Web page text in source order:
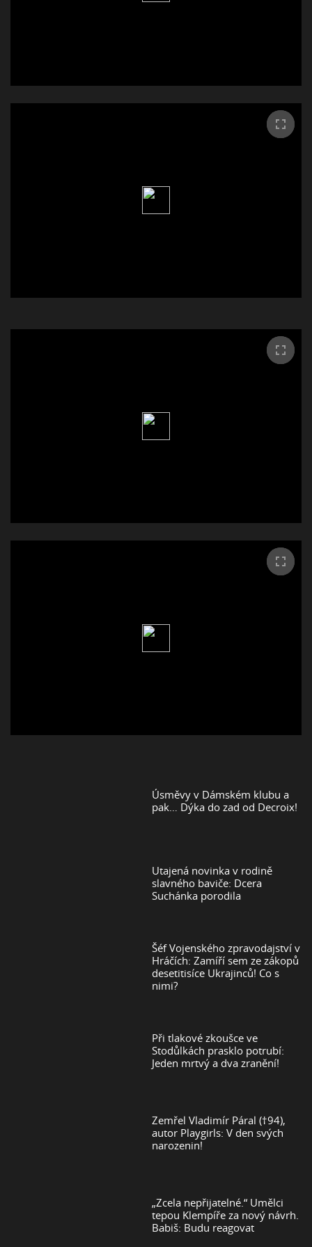
Úsměvy v Dámském klubu a
pak… Dýka do zad od Decroix!
Utajená novinka v rodině
slavného baviče: Dcera
Suchánka porodila
Šéf Vojenského zpravodajství v
Hráčích: Zamíří sem ze zákopů
desetitisíce Ukrajinců! Co s
nimi?
Při tlakové zkoušce ve
Stodůlkách prasklo potrubí:
Jeden mrtvý a dva zranění!
Zemřel Vladimír Páral (†94),
autor Playgirls: V den svých
narozenin!
„Zcela nepřijatelné.“ Umělci
tepou Klempíře za nový návrh.
Babiš: Budu reagovat